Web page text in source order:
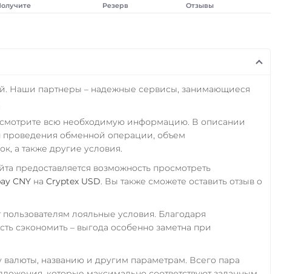
Резерв Отзывы
Наши партнеры – надежные сервисы, занимающиеся
всю необходимую информацию. В описании
проведения обменной операции, объем
а также другие условия.
предоставляется возможность просмотреть
CNYна Cryptex USD. Вы также сможете оставить отзыв о
лояльные условия. Благодаря
сэкономить – выгода особенно заметна при
названию и другим параметрам. Всего пара